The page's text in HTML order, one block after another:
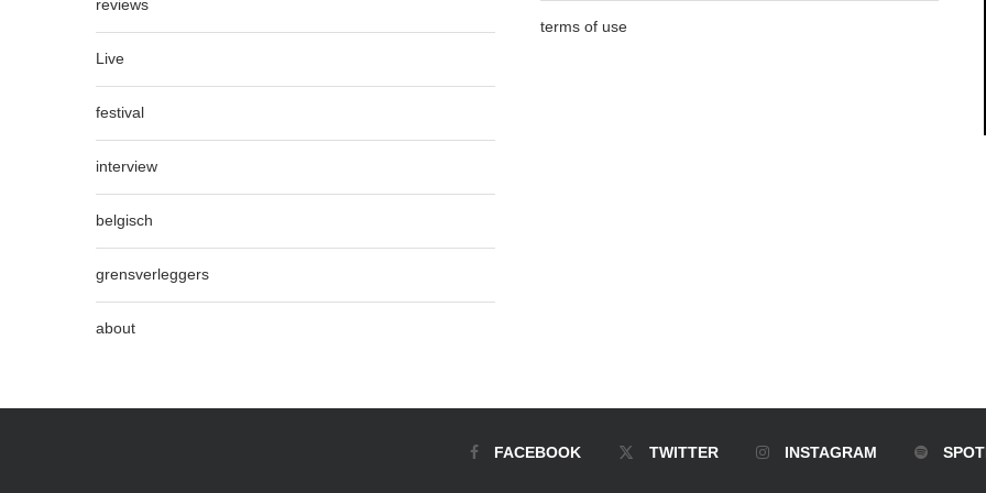
reviews
Live
festival
interview
belgisch
grensverleggers
about
terms of use
FACEBOOK TWITTER INSTAGRAM